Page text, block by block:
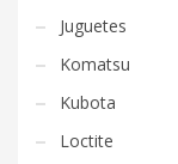
Juguetes
Komatsu
Kubota
Loctite